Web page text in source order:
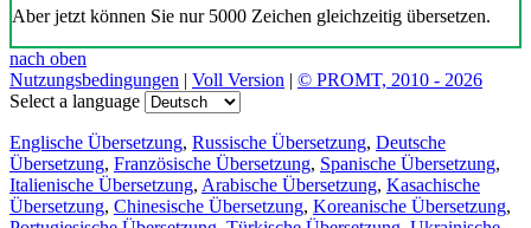
Aber jetzt können Sie nur 5000 Zeichen gleichzeitig übersetzen.
nach oben
Nutzungsbedingungen | Voll Version | © PROMT, 2010 - 2026
Select a language
Englische Übersetzung, Russische Übersetzung, Deutsche
Übersetzung, Französische Übersetzung, Spanische Übersetzung,
Italienische Übersetzung, Arabische Übersetzung, Kasachische
Übersetzung, Chinesische Übersetzung, Koreanische Übersetzung,